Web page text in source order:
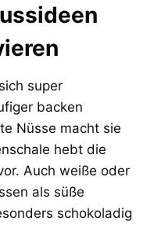
super
backen
Nüsse macht sie
hebt die
Auch weiße oder
als süße
schokoladig